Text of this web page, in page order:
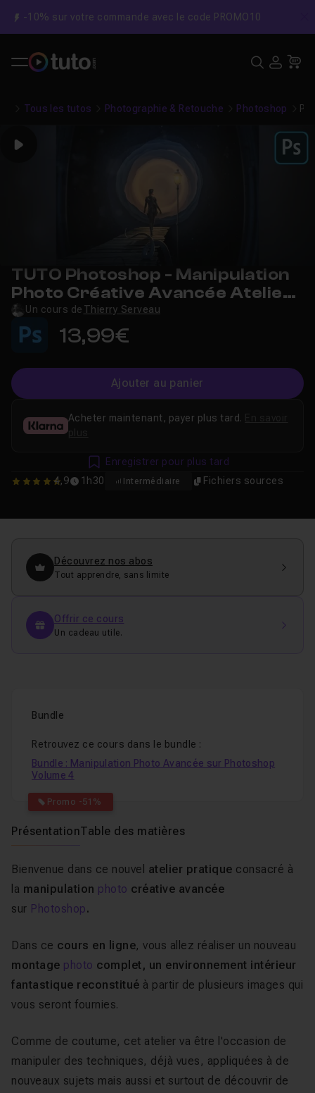
-10% sur votre commande avec le code PROMO10
Tous les tutos Photographie & Retouche Photoshop
Play
TUTO Photoshop - Manipulation
Photo Créative Avancée Atelier
19Un cours de Thierry Serveau
13,99€
Ajouter au panier
4.8888888888889
4,9 1h30 Intermédiaire Fichiers sources
Acheter maintenant, payer plus tard.
plus
Enregistrer pour plus tard
Découvrez nos abos
Tout apprendre, sans limite
Offrir ce cours
Un cadeau utile.
Bundle
Retrouvez ce cours dans le bundle :
Promo -51%
Bundle : Manipulation Photo Avancée sur Photoshop
Volume 4
PrésentationTable des matières
Bienvenue dans ce nouvel atelier pratique consacré à
la manipulation photo créative avancée
sur Photoshop.
Dans ce cours en ligne, vous allez réaliser un nouveau
montage photo complet, un environnement intérieur
fantastique reconstitué à partir de plusieurs images qui
vous seront fournies.
Comme de coutume, cet atelier va être l'occasion de
manipuler des techniques, déjà vues, appliquées à de
nouveaux sujets mais aussi et surtout de découvrir de